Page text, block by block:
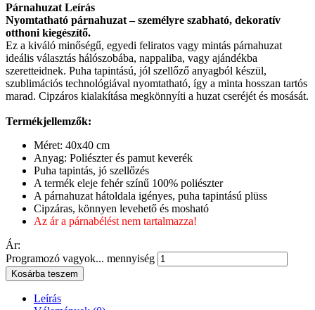
Párnahuzat Leírás
Nyomtatható párnahuzat – személyre szabható, dekoratív
otthoni kiegészítő.
Ez a kiváló minőségű, egyedi feliratos vagy mintás párnahuzat
ideális választás hálószobába, nappaliba, vagy ajándékba
szeretteidnek. Puha tapintású, jól szellőző anyagból készül,
szublimációs technológiával nyomtatható, így a minta hosszan tartós
marad. Cipzáros kialakítása megkönnyíti a huzat cseréjét és mosását.
Termékjellemzők:
Méret: 40x40 cm
Anyag: Poliészter és pamut keverék
Puha tapintás, jó szellőzés
A termék eleje fehér színű 100% poliészter
A párnahuzat hátoldala igényes, puha tapintású plüss
Cipzáras, könnyen levehető és mosható
Az ár a párnabélést nem tartalmazza!
Ár:
Programozó vagyok... mennyiség
Kosárba teszem
Leírás